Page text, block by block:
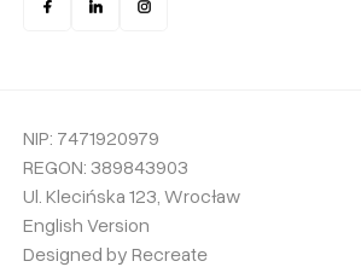
NIP: 7471920979
REGON: 389843903
Ul. Klecińska 123, Wrocław
English Version
Designed by Recreate